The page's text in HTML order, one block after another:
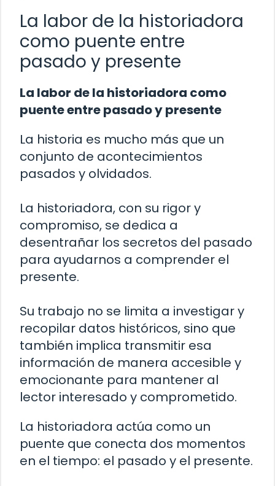
La labor de la historiadora
como puente entre
pasado y presente
La labor de la historiadora como
puente entre pasado y presente
La historia es mucho más que un
conjunto de acontecimientos
pasados y olvidados.
La historiadora, con su rigor y
compromiso, se dedica a
desentrañar los secretos del pasado
para ayudarnos a comprender el
presente.
Su trabajo no se limita a investigar y
recopilar datos históricos, sino que
también implica transmitir esa
información de manera accesible y
emocionante para mantener al
lector interesado y comprometido.
La historiadora actúa como un
puente que conecta dos momentos
en el tiempo: el pasado y el presente.